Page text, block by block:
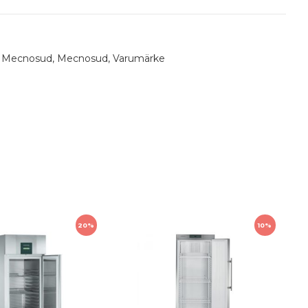
Mecnosud, Mecnosud, Varumärke
20% 10%